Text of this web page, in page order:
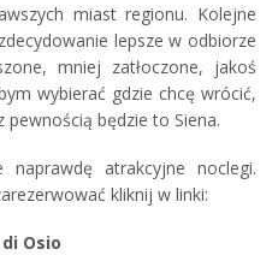
miast regionu. Kolejne
lepsze w odbiorze
mniej zatłoczone, jakoś
wybierać gdzie chcę wrócić,
będzie to Siena.
atrakcyjne noclegi.
kliknij w linki:
Osio